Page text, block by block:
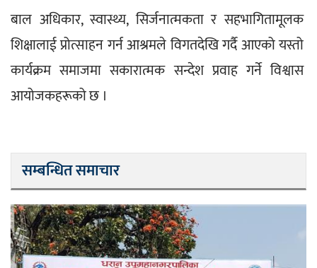
बाल अधिकार, स्वास्थ्य, सिर्जनात्मकता र सहभागितामूलक
शिक्षालाई प्रोत्साहन गर्न आश्रमले विगतदेखि गर्दै आएको यस्तो
कार्यक्रम समाजमा सकारात्मक सन्देश प्रवाह गर्ने विश्वास
आयोजकहरूको छ ।
सम्बन्धित समाचार